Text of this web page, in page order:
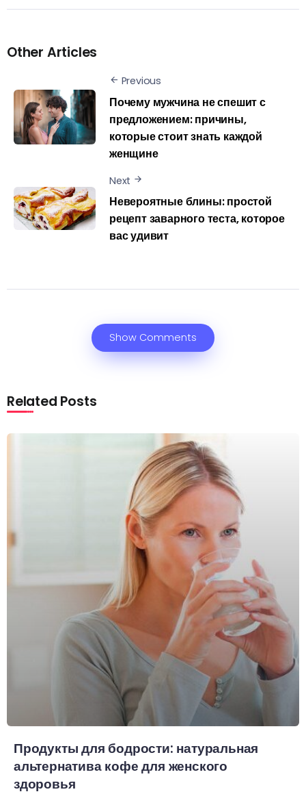
Other Articles
Previous
Почему мужчина не спешит с
предложением: причины,
которые стоит знать каждой
женщине
Next
Невероятные блины: простой
рецепт заварного теста, которое
вас удивит
Show Comments
Related Posts
Продукты для бодрости: натуральная
альтернатива кофе для женского
здоровья